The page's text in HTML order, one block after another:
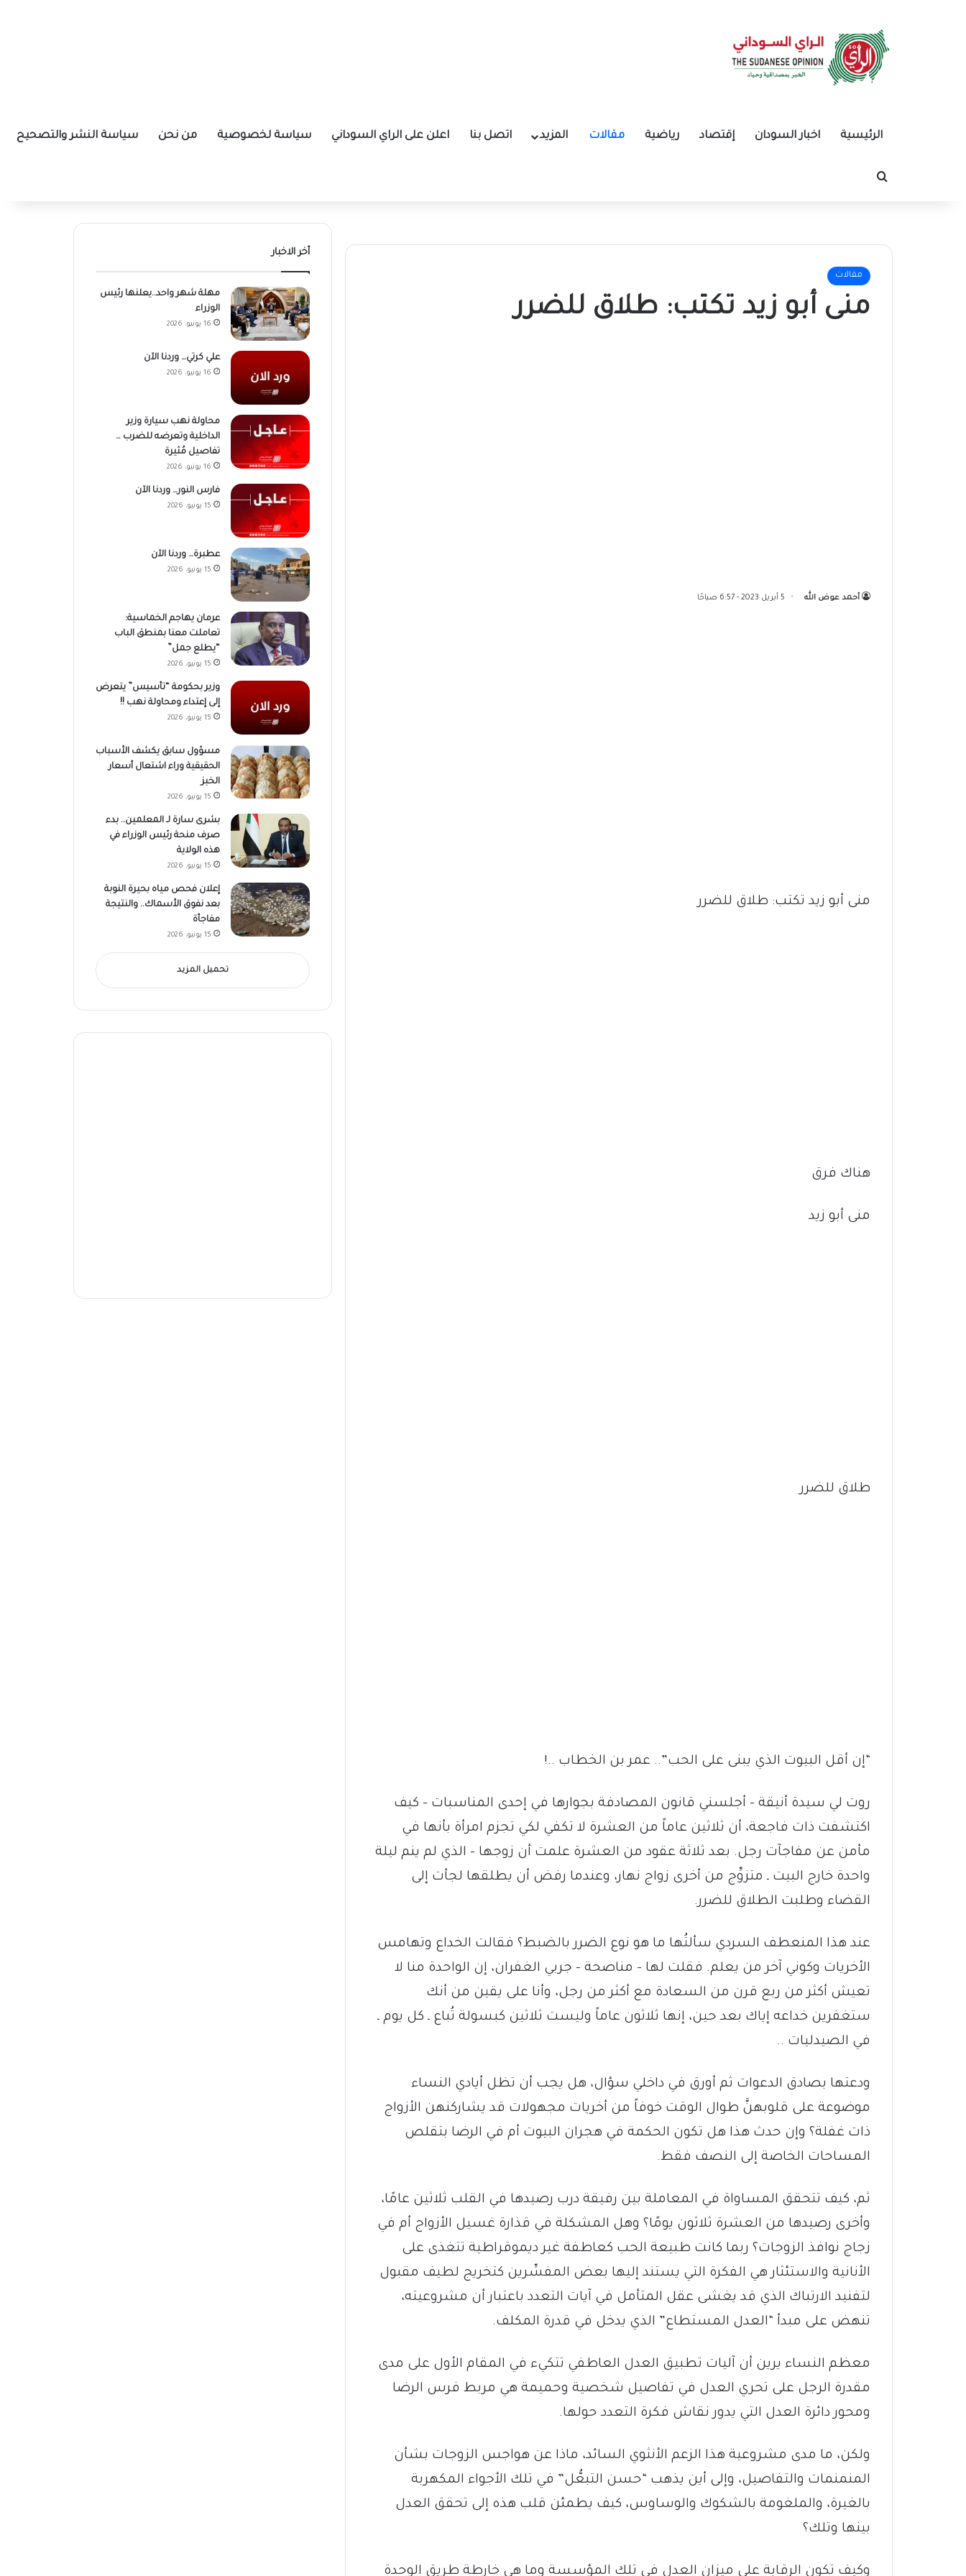
الرئيسية اخبار السودان إقتصاد رياضية مقالات المزيد اتصل بنا اعلن على الراي السوداني سياسة لخصوصية من نحن سياسة النشر والتصحيح
بحث عن
مقالات
منى أبو زيد تكتب: طلاق للضرر
أحمد عوض الله 5 أبريل 2023 - 6:57 صباحًا
منى أبو زيد تكتب: طلاق للضرر
هناك فرق
منى أبو زيد
طلاق للضرر
“إن أقل البيوت الذي يبنى على الحب”.. عمر بن الخطاب ..!
روت لي سيدة أنيقة – أجلسني قانون المصادفة بجوارها في إحدى المناسبات – كيف
اكتشفت ذات فاجعة، أن ثلاثين عاماً من العشرة لا تكفي لكي تجزم امرأة بأنها في
مأمن عن مفاجآت رجل. بعد ثلاثة عقود من العشرة علمت أن زوجها – الذي لم ينم ليلة
واحدة خارج البيت ـ متزوِّج من أخرى زواج نهار، وعندما رفض أن يطلقها لجأت إلى
القضاء وطلبت الطلاق للضرر.
عند هذا المنعطف السردي سألتُها ما هو نوع الضرر بالضبط؟ فقالت الخداع وتهامس
الأخريات وكوني آخر من يعلم. فقلت لها – مناصحة – جربي الغفران، إن الواحدة منا لا
تعيش أكثر من ربع قرن من السعادة مع أكثر من رجل، وأنا على يقين من أنك
ستغفرين خداعه إياك بعد حين، إنها ثلاثون عاماً وليست ثلاثين كبسولة تُباع ـ كل يوم ـ
في الصيدليات ..
ودعتها بصادق الدعوات ثم أورق في داخلي سؤال، هل يجب أن تظل أيادي النساء
موضوعة على قلوبهنَّ طوال الوقت خوفاً من أخريات مجهولات قد يشاركنهن الأزواج
ذات غفلة؟ وإن حدث هذا هل تكون الحكمة في هجران البيوت أم في الرضا بتقلص
المساحات الخاصة إلى النصف فقط.
ثم، كيف تتحقق المساواة في المعاملة بين رفيقة درب رصيدها في القلب ثلاثين عامًا،
وأخرى رصيدها من العشرة ثلاثون يومًا؟ وهل المشكلة في قذارة غسيل الأزواج أم في
زجاج نوافذ الزوجات؟ ربما كانت طبيعة الحب كعاطفة غير ديموقراطية تتغذى على
الأنانية والاستئثار هي الفكرة التي يستند إليها بعض المفسِّرين كتخريج لطيف مقبول
لتفنيد الارتباك الذي قد يغشى عقل المتأمل في آيات التعدد باعتبار أن مشروعيته،
تنهض على مبدأ “العدل المستطاع” الذي يدخل في قدرة المكلف.
معظم النساء يرين أن آليات تطبيق العدل العاطفي تتكيء في المقام الأول على مدى
مقدرة الرجل على تحري العدل في تفاصيل شخصية وحميمة هي مربط فرس الرضا
ومحور دائرة العدل التي يدور نقاش فكرة التعدد حولها.
ولكن، ما مدى مشروعية هذا الزعم الأنثوي السائد، ماذا عن هواجس الزوجات بشأن
المنمنمات والتفاصيل، وإلى أين يذهب “حسن التبعُّل” في تلك الأجواء المكهربة
بالغيرة، والملغومة بالشكوك والوساوس، كيف يطمئن قلب هذه إلى تحقق العدل
بينها وتلك؟
وكيف تكون الرقابة على ميزان العدل في تلك المؤسسة وما هي خارطة طريق الوحدة
أخر الاخبار
مهلة شهر واحد..يعلنها رئيس
الوزراء
16 يونيو، 2026
علي كرتي… وردنا الآن
16 يونيو، 2026
محاولة نهب سيارة وزير
الداخلية وتعرضه للضرب …
تفاصيل مُثيرة
16 يونيو، 2026
فارس النور… وردنا الآن
15 يونيو، 2026
عطبرة… وردنا الآن
15 يونيو، 2026
عرمان يهاجم الخماسية:
تعاملت معنا بمنطق الباب
“يطلع جمل”
15 يونيو، 2026
وزير بحكومة “تأسيس” يتعرض
إلى إعتداء ومحاولة نهب !!
15 يونيو، 2026
مسؤول سابق يكشف الأسباب
الحقيقية وراء اشتعال أسعار
الخبز
15 يونيو، 2026
بشرى سارة لـ المعلمين.. بدء
صرف منحة رئيس الوزراء في
هذه الولاية
15 يونيو، 2026
إعلان فحص مياه بحيرة النوبة
بعد نفوق الأسماك.. والنتيجة
مفاجأة
15 يونيو، 2026
تحميل المزيد